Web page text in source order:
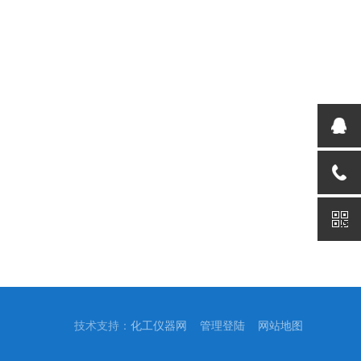
技术支持： 化工仪器网 管理登陆 网站地图